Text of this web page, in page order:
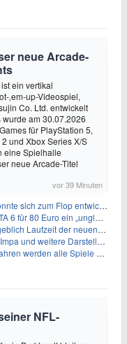
neue Arcade-
ein vertikal
‚em-up-Videospiel,
Co. Ltd. entwickelt
am 30.07.2026
für PlayStation 5,
und Xbox Series X/S
eine Spielhalle
neue Arcade-Titel
vor 39 Minuten
sich zum Flop entwickeln
ein „unglaubliches Schnäppchen“
der neuen Gameplay-Präsentation
Darsteller sollen feststehen
werden alle Spiele gestreamt
NFL-